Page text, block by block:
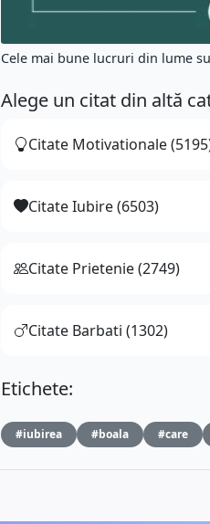
Cele mai bune lucruri din lume
Alege un citat din altă
Citate Motivationale
Citate Iubire (6503)
Citate Prietenie (2749)
Citate Barbati (1302)
Etichete:
#iubirea #boala #care